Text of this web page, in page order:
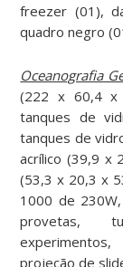
freezer (01),
quadro negro
Oceanografia
(222 x 60,4 x
tanques de
tanques de
acrílico (39,9 x
(53,3 x 20,3 x
1000 de
provetas,
projeção de